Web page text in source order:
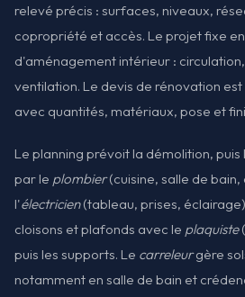
relevé précis : surfaces, niveaux,
copropriété et accès. Le projet fixe
d'aménagement intérieur :
ventilation. Le devis de rénovation
avec quantités, matériaux, pose et
Le planning prévoit la démolition,
par le plombier(cuisine, salle de
l'électricien(tableau, prises,
cloisons et plafonds avec le plaquiste
puis les supports. Le carreleurgère
notamment en salle de bain et